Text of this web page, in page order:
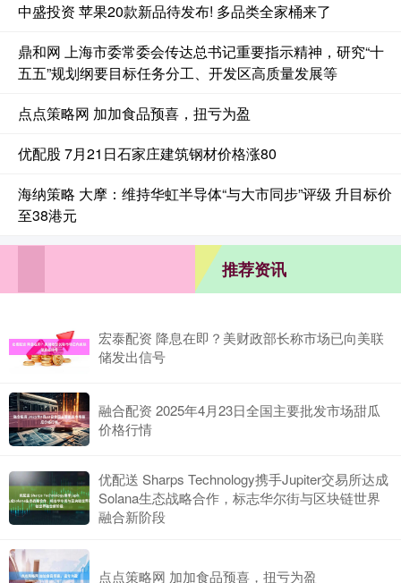
中盛投资 苹果20款新品待发布! 多品类全家桶来了
鼎和网 上海市委常委会传达总书记重要指示精神，研究“十
五五”规划纲要目标任务分工、开发区高质量发展等
点点策略网 加加食品预喜，扭亏为盈
优配股 7月21日石家庄建筑钢材价格涨80
海纳策略 大摩：维持华虹半导体“与大市同步”评级 升目标价
至38港元
推荐资讯
宏泰配资 降息在即？美财政部长称市场已向美联
储发出信号
融合配资 2025年4月23日全国主要批发市场甜瓜
价格行情
优配送 Sharps Technology携手Jupiter交易所达成
Solana生态战略合作，标志华尔街与区块链世界
融合新阶段
点点策略网 加加食品预喜，扭亏为盈